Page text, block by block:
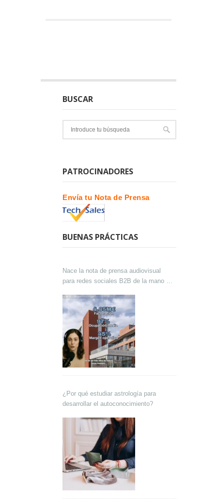
BUSCAR
PATROCINADORES
Envía tu Nota de Prensa
BUENAS PRÁCTICAS
Nace la nota de prensa audiovisual
para redes sociales B2B de la mano de
¿Por qué estudiar astrología para
desarrollar el autoconocimiento?